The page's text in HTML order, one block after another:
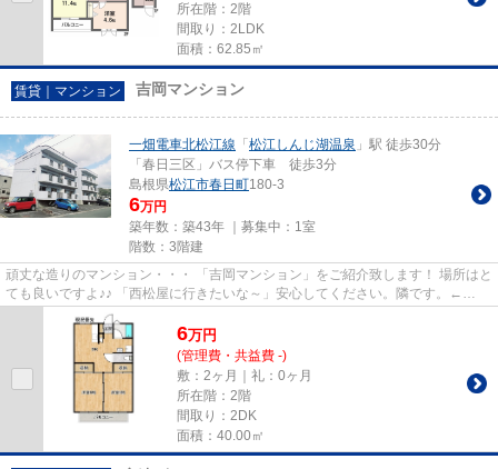
所在階：2階
間取り：2LDK
面積：62.85㎡
賃貸｜マンション 吉岡マンション
一畑電車北松江線 「 松江しんじ湖温泉 」駅 徒歩30分
「春日三区」バス停下車 徒歩3分
島根県松江市春日町180-3
6万円
築年数：築43年 ｜募集中： 1室
階数：3階建
頑丈な造りのマンション・・・ 「吉岡マンション」をご紹介致します！ 場所はと
ても良いですよ♪♪ 「西松屋に行きたいな～」安心してください。隣です。←
え！？ 「ドラックストアウェル...
6万円
(管理費・共益費 -)
敷：2ヶ月｜礼：0ヶ月
所在階：2階
間取り：2DK
面積：40.00㎡